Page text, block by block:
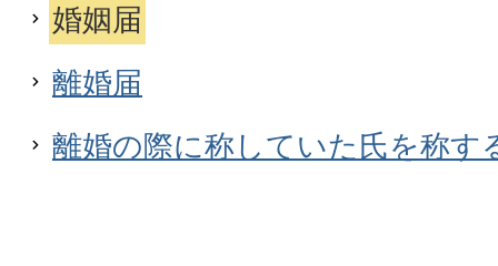
婚姻届
離婚届
離婚の際に称していた氏を称す